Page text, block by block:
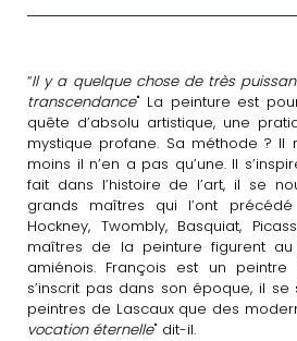
“Il y a quelque chose de très
transcendance" La peinture est
quête d’absolu artistique, une
mystique profane. Sa méthode ? Il
moins il n’en a pas qu’une. Il
fait dans l’histoire de l’art, il se
grands maîtres qui l’ont
Hockney, Twombly, Basquiat,
maîtres de la peinture figurent au
amiénois. François est un
s’inscrit pas dans son époque, il
peintres de Lascaux que des
vocation éternelle" dit-il.